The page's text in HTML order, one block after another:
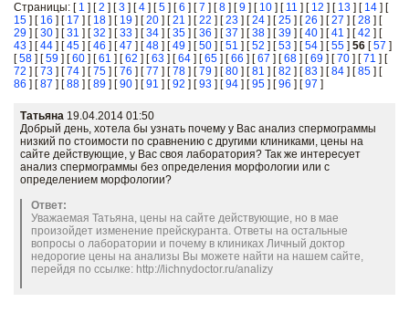
Страницы: [ 1 ] [2 ] [3 ] [4 ] [5 ] [6 ] [7 ] [8 ] [9 ] [ 10 ] [ 11 ] [ 12 ] [ 13 ] [ 14 ] [
15 ] [ 16 ] [ 17 ] [ 18 ] [ 19 ] [20 ] [21 ] [22 ] [23 ] [24 ] [25 ] [26 ] [27 ] [28 ] [
29 ] [30 ] [31 ] [32 ] [33 ] [34 ] [35 ] [36 ] [37 ] [38 ] [39 ] [40 ] [41 ] [42 ] [
43 ] [44 ] [45 ] [46 ] [47 ] [48 ] [49 ] [50 ] [51 ] [52 ] [53 ] [54 ] [55 ] 56 [57 ]
[58 ] [59 ] [60 ] [61 ] [62 ] [63 ] [64 ] [65 ] [66 ] [67 ] [68 ] [69 ] [70 ] [71 ] [
72 ] [73 ] [74 ] [75 ] [76 ] [77 ] [78 ] [79 ] [80 ] [81 ] [82 ] [83 ] [84 ] [85 ] [
86 ] [87 ] [88 ] [89 ] [90 ] [91 ] [92 ] [93 ] [94 ] [95 ] [96 ] [97 ]
Татьяна 19.04.2014 01:50
Добрый день, хотела бы узнать почему у Вас анализ спермограммы
низкий по стоимости по сравнению с другими клиниками, цены на
сайте действующие, у Вас своя лаборатория? Так же интересует
анализ спермограммы без определения морфологии или с
определением морфологии?
Ответ:
Уважаемая Татьяна, цены на сайте действующие, но в мае
произойдет изменение прейскуранта. Ответы на остальные
вопросы о лаборатории и почему в клиниках Личный доктор
недорогие цены на анализы Вы можете найти на нашем сайте,
перейдя по ссылке: http://lichnydoctor.ru/analizy